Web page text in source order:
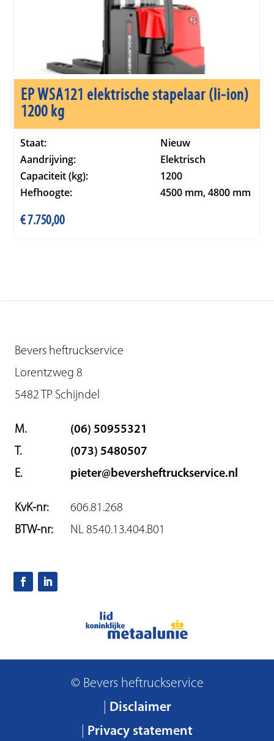
EP WSA121 elektrische stapelaar (li-ion)
1200 kg
Staat:
Nieuw
Aandrijving:
Elektrisch
Capaciteit (kg):
1200
Hefhoogte:
4500 mm, 4800 mm
€7.750,00
Bevers heftruckservice
Lorentzweg 8
5482 TP Schijndel
M.
(06) 50955321
T.
(073) 5480507
E.
pieter@beversheftruckservice.nl
KvK-nr:
606.81.268
BTW-nr:
NL 8540.13.404.B01
© Bevers heftruckservice
Disclaimer
Privacy statement